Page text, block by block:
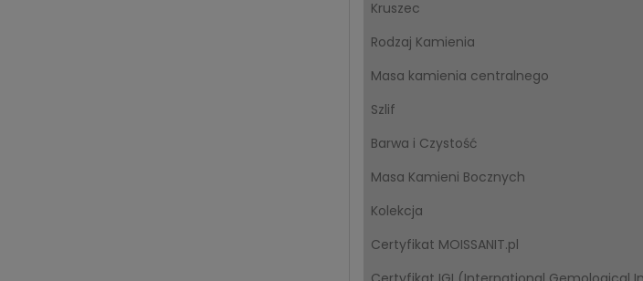
Kruszec
Rodzaj Kamienia
Masa kamienia centralnego
Szlif
Barwa i Czystość
Masa Kamieni Bocznych
Kolekcja
Certyfikat MOISSANIT.pl